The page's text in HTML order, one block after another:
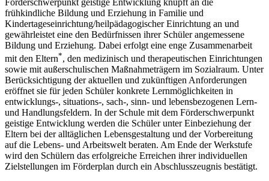
Förderschwerpunkt geistige Entwicklung knüpft an die
frühkindliche Bildung und Erziehung in Familie und
Kindertageseinrichtung/heilpädagogischer Einrichtung an und
gewährleistet eine den Bedürfnissen ihrer Schüler angemessene
Bildung und Erziehung. Dabei erfolgt eine enge Zusammenarbeit
mit den Eltern*, den medizinisch und therapeutischen Einrichtungen
sowie mit außerschulischen Maßnahmeträgern im Sozialraum. Unter
Berücksichtigung der aktuellen und zukünftigen Anforderungen
eröffnet sie für jeden Schüler konkrete Lernmöglichkeiten in
entwicklungs-, situations-, sach-, sinn- und lebensbezogenen Lern-
und Handlungsfeldern. In der Schule mit dem Förderschwerpunkt
geistige Entwicklung werden die Schüler unter Einbeziehung der
Eltern bei der alltäglichen Lebensgestaltung und der Vorbereitung
auf die Lebens- und Arbeitswelt beraten. Am Ende der Werkstufe
wird den Schülern das erfolgreiche Erreichen ihrer individuellen
Zielstellungen im Förderplan durch ein Abschlusszeugnis bestätigt.